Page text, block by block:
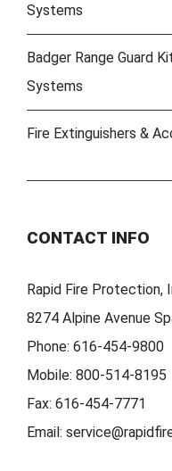
Systems
Badger Range Guard
Systems
Fire Extinguishers &
CONTACT INFO
Rapid Fire Protection,
8274 Alpine Avenue
Phone: 616-454-9800
Mobile: 800-514-8195
Fax: 616-454-7771
Email: